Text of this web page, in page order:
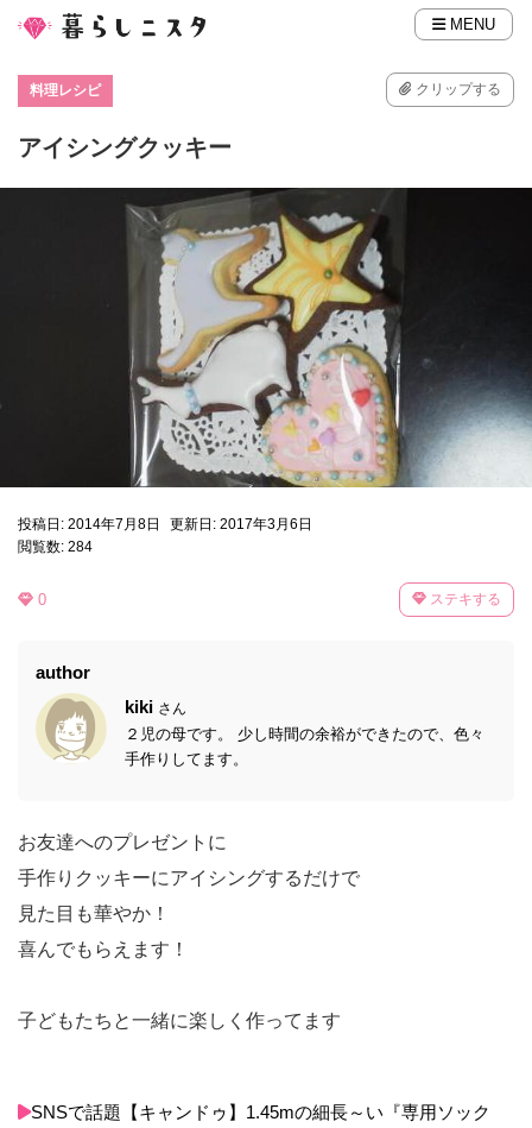
MENU
料理レシピ クリップする
アイシングクッキー
投稿日: 2014年7月8日
更新日: 2017年3月6日
閲覧数: 284
0 ステキする
author
kiki さん
２児の母です。 少し時間の余裕ができたので、色々
手作りしてます。
お友達へのプレゼントに
手作りクッキーにアイシングするだけで
見た目も華やか！
喜んでもらえます！
子どもたちと一緒に楽しく作ってます
SNSで話題【キャンドゥ】1.45mの細長～い『専用ソック